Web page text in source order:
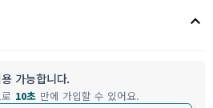
keyboard_arrow_up
가능합니다.
10초 만에 가입할 수 있어요.